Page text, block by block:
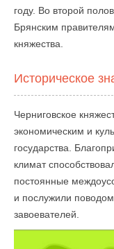
году. Во второй
Брянским
княжества.
Историческое
Черниговское
экономическим и
государства.
климат
постоянные
и послужили
завоевателей.